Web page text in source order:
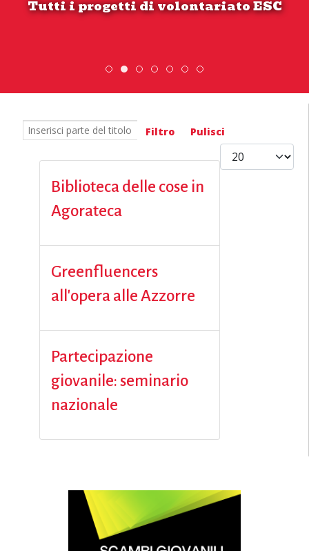
Tutti i progetti di volontariato ESC
Scopri dove sono i nostri volontari
ESC » Volontariato internazionale
Scambio Giovanile » 19 - 28
DiscoverEu Inclusion
Inserisci parte del titolo Filtro Pulisci
Visualizza #
Biblioteca delle cose in
Agorateca
Greenfluencers
all'opera alle Azzorre
Partecipazione
giovanile: seminario
nazionale